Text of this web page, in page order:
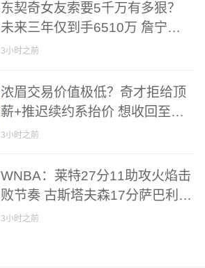
东契奇女友索要5千万有多狠？
未来三年仅到手6510万 詹宁斯
大骂拜金女
3小时之前
浓眉交易价值极低？奇才拒给顶
薪+推迟续约系抬价 想收回至少2
首轮？
3小时之前
WNBA：莱特27分11助攻火焰击
败节奏 古斯塔夫森17分萨巴利1
7分
3小时之前